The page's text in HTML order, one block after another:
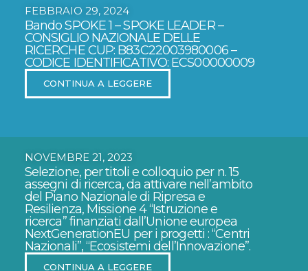
FEBBRAIO 29, 2024
Bando SPOKE 1 – SPOKE LEADER –
CONSIGLIO NAZIONALE DELLE
RICERCHE CUP: B83C22003980006 –
CODICE IDENTIFICATIVO: ECS00000009
CONTINUA A LEGGERE
NOVEMBRE 21, 2023
Selezione, per titoli e colloquio per n. 15
assegni di ricerca, da attivare nell’ambito
del Piano Nazionale di Ripresa e
Resilienza, Missione 4 “Istruzione e
ricerca” finanziati dall’Unione europea
NextGenerationEU per i progetti : “Centri
Nazionali”, “Ecosistemi dell’Innovazione”.
CONTINUA A LEGGERE